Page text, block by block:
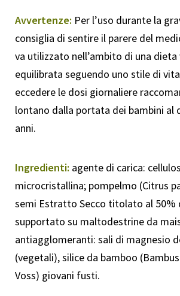
Avvertenze: Per l’uso durante la
consiglia di sentire il parere del
va utilizzato nell’ambito di una dieta
equilibrata seguendo uno stile di
eccedere le dosi giornaliere
lontano dalla portata dei bambini al
anni.
Ingredienti: agente di carica:
microcristallina; pompelmo (Citrus
semi Estratto Secco titolato al 50%
supportato su maltodestrine da
antiagglomeranti: sali di magnesio
(vegetali), silice da bamboo
Voss) giovani fusti.